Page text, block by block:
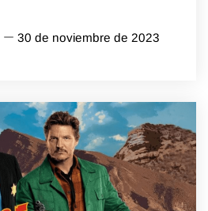
30 de noviembre de 2023